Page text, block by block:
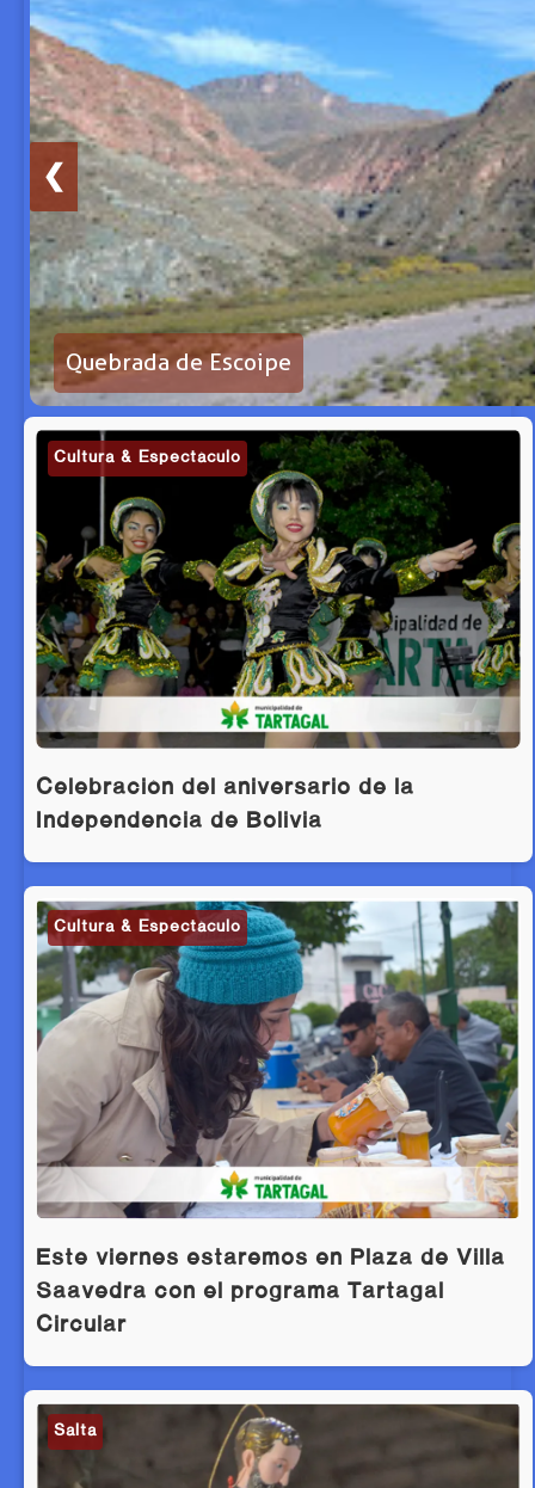
Quebrada de Escoipe
❮
Cultura & Espectáculo
Celebración del aniversario de la
Independencia de Bolivia
Cultura & Espectáculo
Este viernes estaremos en Plaza de Villa
Saavedra con el programa Tartagal
Circular
Salta